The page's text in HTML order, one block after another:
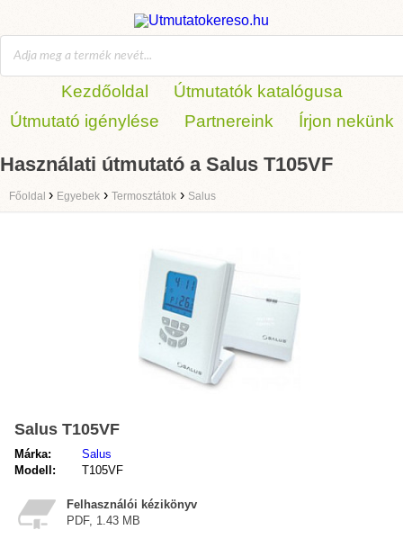
Kezdőoldal
Útmutatók katalógusa
Útmutató igénylése
Partnereink Írjon nekünk
Használati útmutató a Salus T105VF
Főoldal › Egyebek › Termosztátok › Salus
Salus T105VF
Márka:
Salus
Modell:
T105VF
Felhasználói kézikönyv
PDF, 1.43 MB